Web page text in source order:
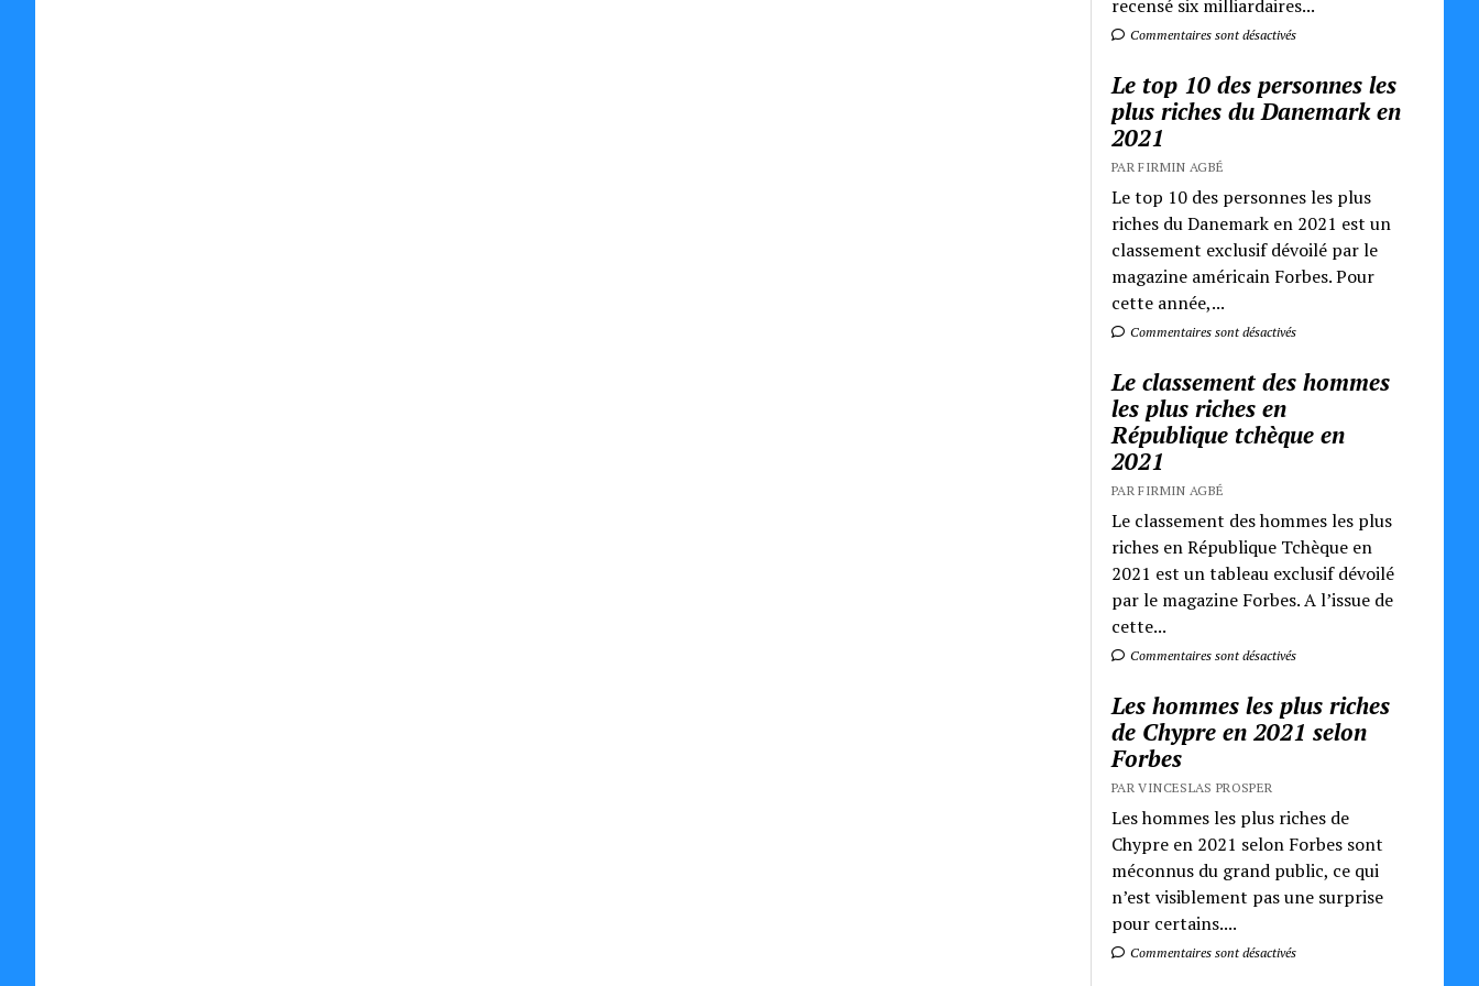
recensé six milliardaires...
Commentaires sont désactivés
Le top 10 des personnes les
plus riches du Danemark en
2021
PAR FIRMIN AGBÉ
Le top 10 des personnes les plus
riches du Danemark en 2021 est un
classement exclusif dévoilé par le
magazine américain Forbes. Pour
cette année,...
Commentaires sont désactivés
Le classement des hommes
les plus riches en
République tchèque en
2021
PAR FIRMIN AGBÉ
Le classement des hommes les plus
riches en République Tchèque en
2021 est un tableau exclusif dévoilé
par le magazine Forbes. A l’issue de
cette...
Commentaires sont désactivés
Les hommes les plus riches
de Chypre en 2021 selon
Forbes
PAR VINCESLAS PROSPER
Les hommes les plus riches de
Chypre en 2021 selon Forbes sont
méconnus du grand public, ce qui
n’est visiblement pas une surprise
pour certains....
Commentaires sont désactivés